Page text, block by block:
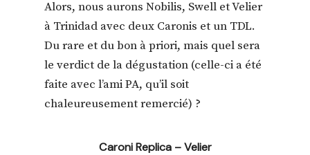
Alors, nous aurons Nobilis, Swell et Velier
à Trinidad avec deux Caronis et un TDL.
Du rare et du bon à priori, mais quel sera
le verdict de la dégustation (celle-ci a été
faite avec l’ami PA, qu’il soit
chaleureusement remercié) ?
Caroni Replica – Velier